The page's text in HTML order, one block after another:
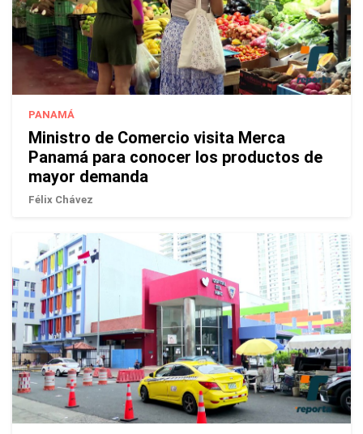
PANAMÁ
Ministro de Comercio visita Merca
Panamá para conocer los productos de
mayor demanda
Félix Chávez